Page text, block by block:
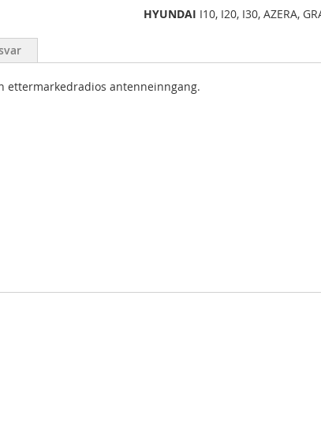
HYUNDAI I10, I20, I30, AZERA,
ettermarkedradios antenneinngang.